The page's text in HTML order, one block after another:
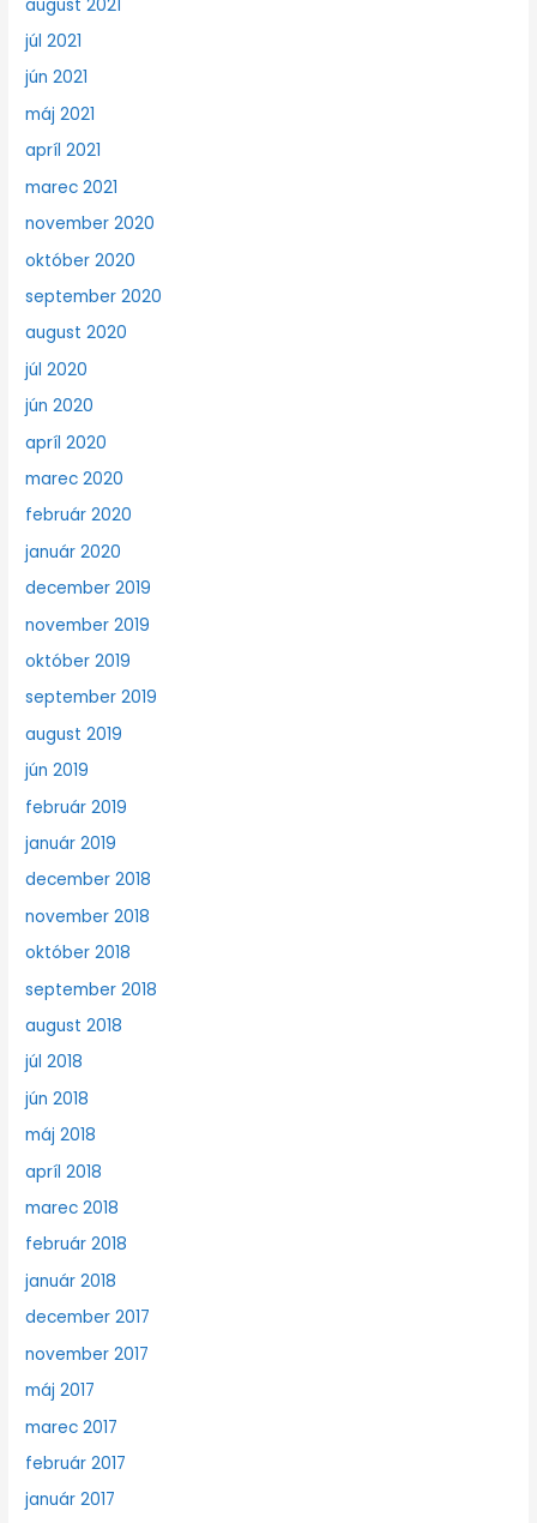
august 2021
júl 2021
jún 2021
máj 2021
apríl 2021
marec 2021
november 2020
október 2020
september 2020
august 2020
júl 2020
jún 2020
apríl 2020
marec 2020
február 2020
január 2020
december 2019
november 2019
október 2019
september 2019
august 2019
jún 2019
február 2019
január 2019
december 2018
november 2018
október 2018
september 2018
august 2018
júl 2018
jún 2018
máj 2018
apríl 2018
marec 2018
február 2018
január 2018
december 2017
november 2017
máj 2017
marec 2017
február 2017
január 2017